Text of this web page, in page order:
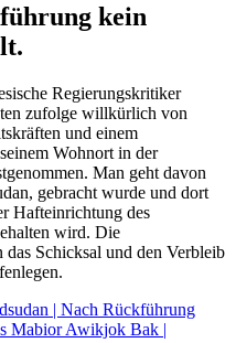
kein
Regierungskritiker
zufolge willkürlich von
und einem
Wohnort in der
Man geht davon
gebracht wurde und dort
Hafteinrichtung des
wird. Die
das Schicksal und den Verbleib
| Nach Rückführung
Mabior Awikjok Bak |